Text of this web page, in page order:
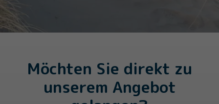
Möchten Sie direkt zu
unserem Angebot